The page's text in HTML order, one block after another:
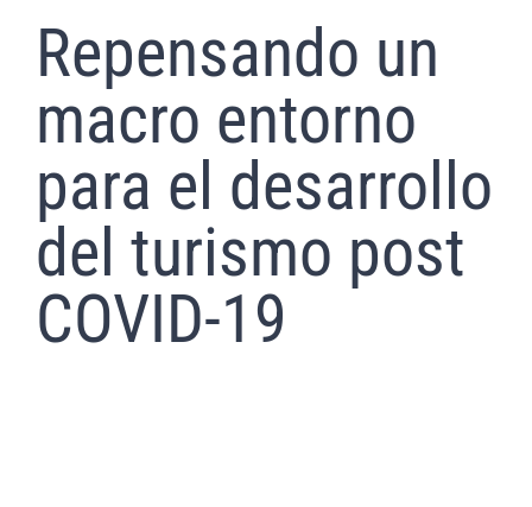
Repensando un
macro entorno
para el desarrollo
del turismo post
COVID-19